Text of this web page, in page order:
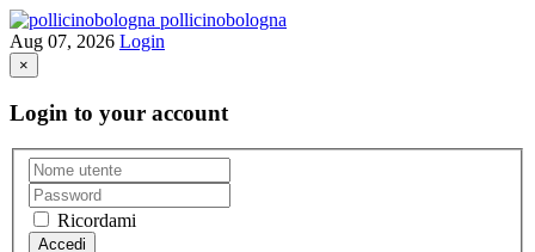
pollicinobologna
Aug 07, 2026 Login
×
Login to your account
Ricordami